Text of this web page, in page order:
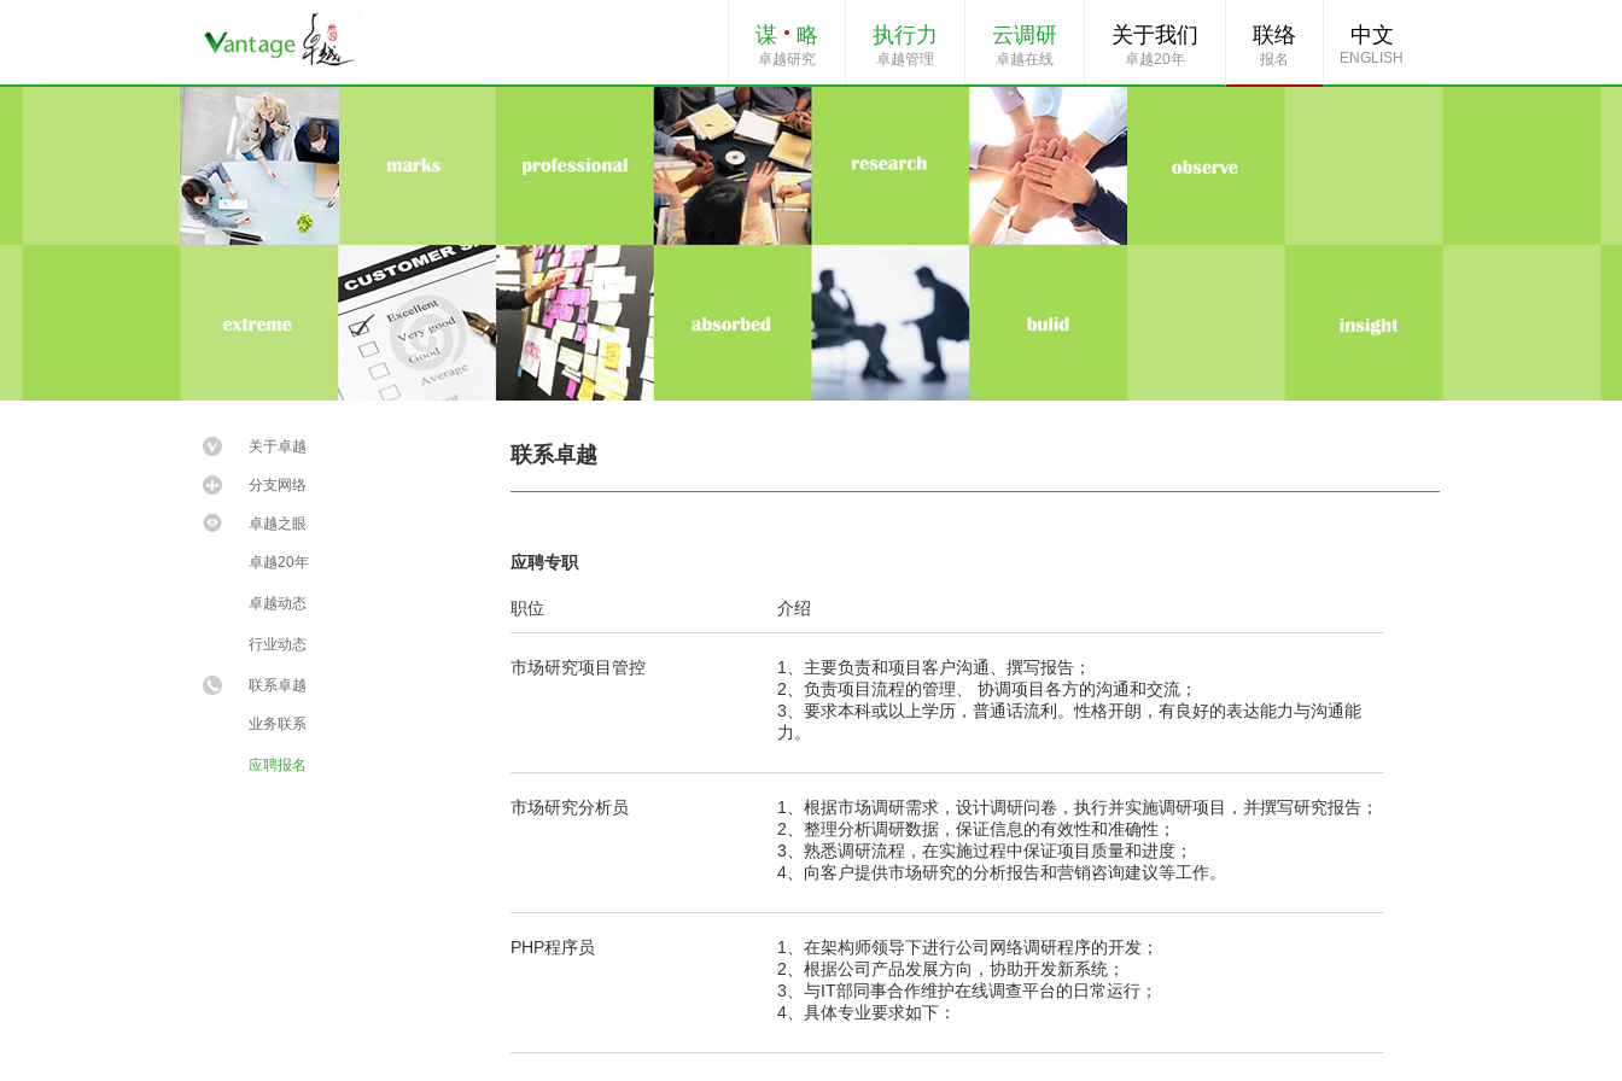
谋 略
卓越研究
执行力
卓越管理
云调研
卓越在线
关于我们
卓越20年
联络
报名
中文
ENGLISH
关于卓越
分支网络
卓越之眼
卓越20年
卓越动态
行业动态
联系卓越
业务联系
应聘报名
联系卓越
应聘专职
职位 介绍
市场研究项目管控
1、主要负责和项目客户沟通、撰写报告；
2、负责项目流程的管理、 协调项目各方的沟通和交流；
3、要求本科或以上学历，普通话流利。性格开朗，有良好的表达能力与沟通能
力。
市场研究分析员
1、根据市场调研需求，设计调研问卷，执行并实施调研项目，并撰写研究报告；
2、整理分析调研数据，保证信息的有效性和准确性；
3、熟悉调研流程，在实施过程中保证项目质量和进度；
4、向客户提供市场研究的分析报告和营销咨询建议等工作。
PHP程序员
1、在架构师领导下进行公司网络调研程序的开发；
2、根据公司产品发展方向，协助开发新系统；
3、与IT部同事合作维护在线调查平台的日常运行；
4、具体专业要求如下：
熟悉面向对象的设计和开发方法,常用php、javascript；